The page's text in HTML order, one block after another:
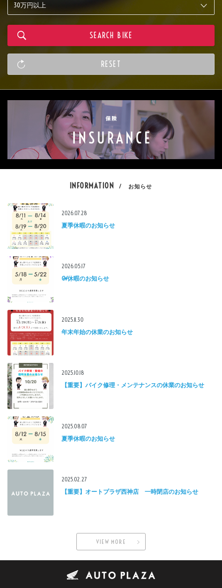
INFORMATION / お知らせ
2026.07.28
夏季休暇のお知らせ
2026.05.17
GW休暇のお知らせ
2025.11.30
年末年始の休業のお知らせ
2025.10.18
【重要】バイク修理・メンテナンスの休業のお知らせ
2025.08.07
夏季休暇のお知らせ
2025.02.27
【重要】オートプラザ西神店 一時閉店のお知らせ
VIEW MORE